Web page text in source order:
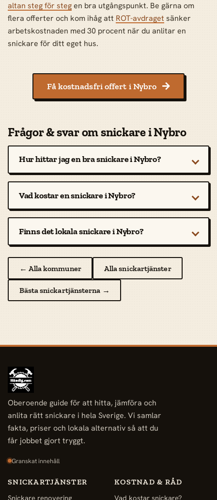
altan steg för stegen bra utgångspunkt. Be gärna om
flera offerter och kom ihåg att ROT-avdraget sänker
arbetskostnaden med 30 procent när du anlitar en
snickare för ditt eget hus.
Få kostnadsfri offert i Nybro 
Frågor & svar om snickare i Nybro
Hur hittar jag en bra snickare i Nybro?
Vad kostar en snickare i Nybro?
Finns det lokala snickare i Nybro?
← Alla kommuner Alla snickartjänster
Bästa snickartjänsterna →
Oberoende guide för att hitta, jämföra och
anlita rätt snickare i hela Sverige. Vi samlar
fakta, priser och lokala alternativ så att du
får jobbet gjort tryggt.
Granskat innehåll
SNICKARTJÄNSTER
Snickare renovering
KOSTNAD & RÅD
Vad kostar snickare?